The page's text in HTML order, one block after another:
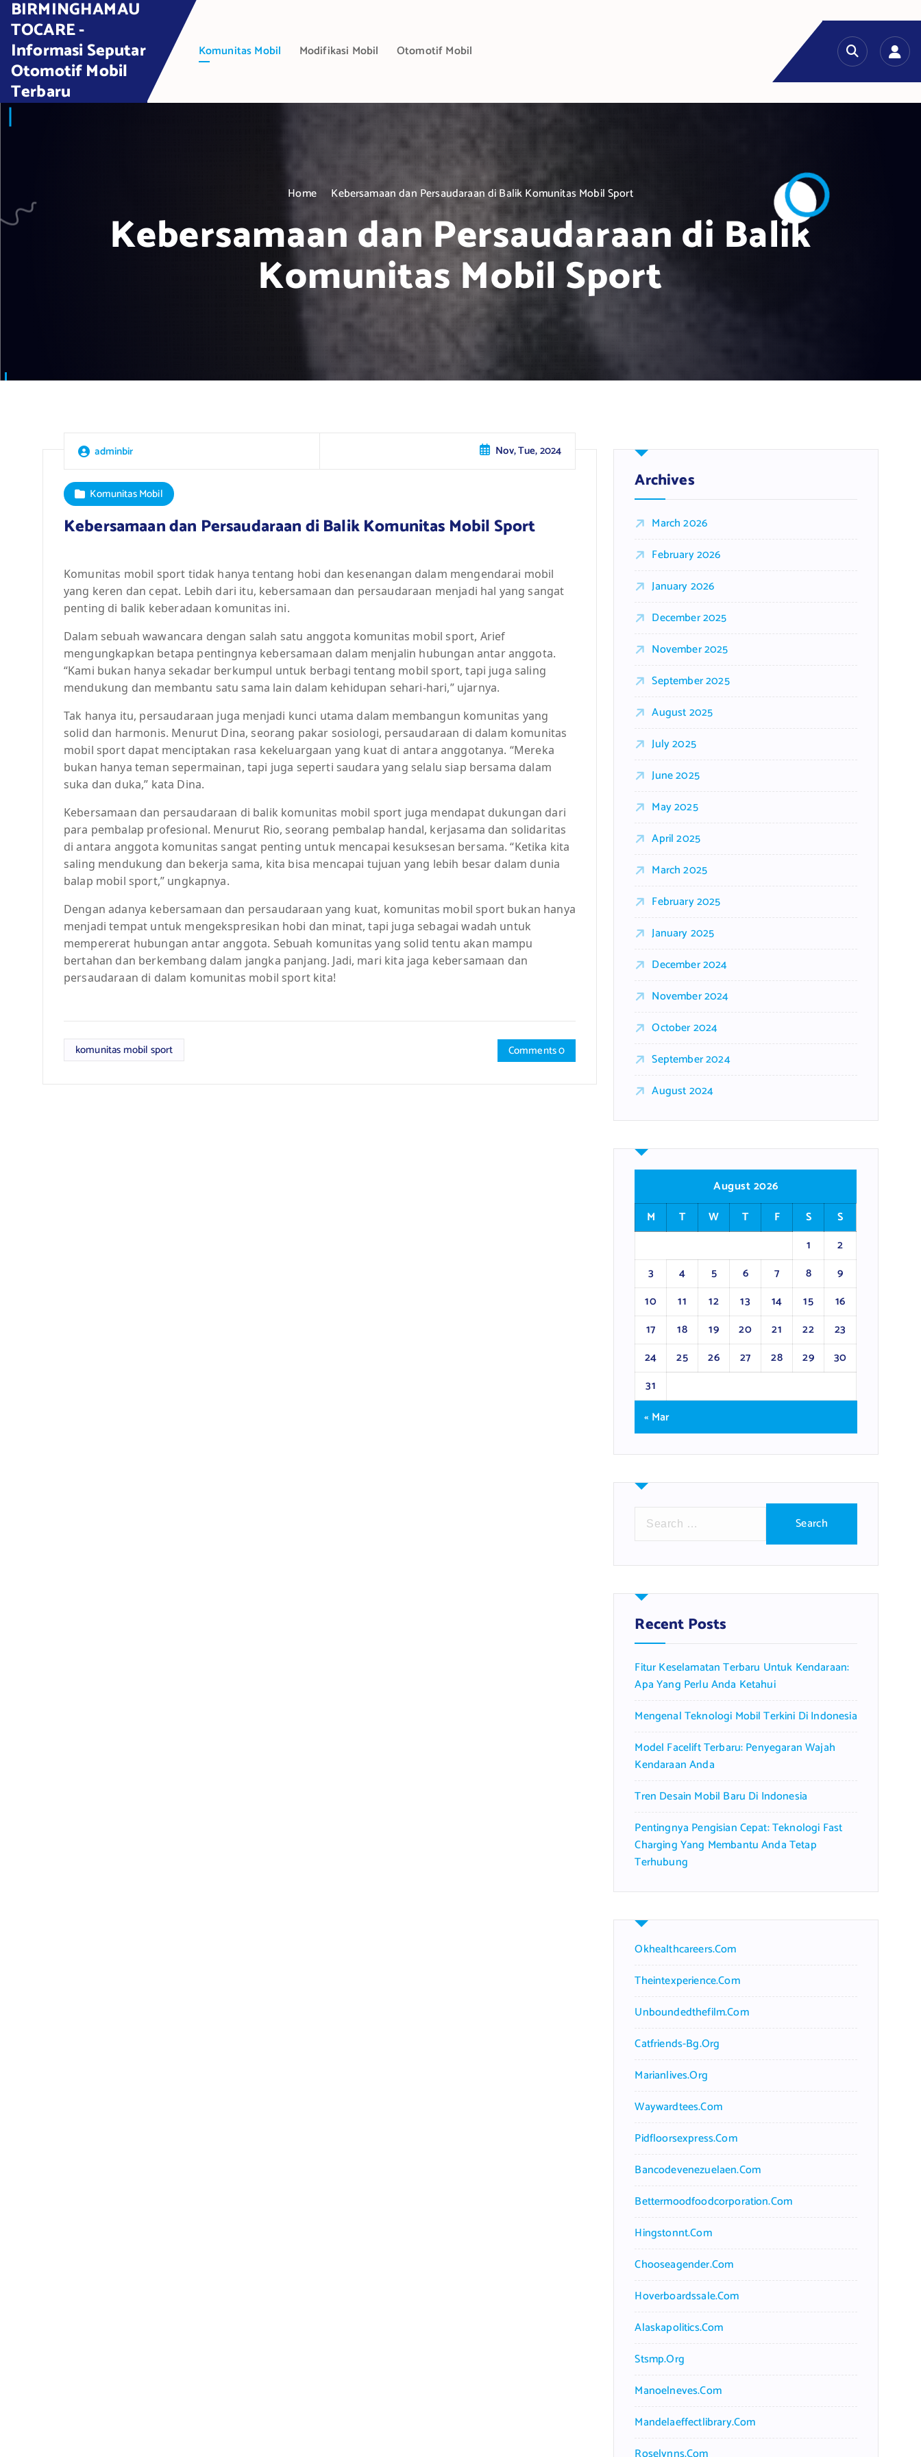
BIRMINGHAMAU
TOCARE -
Informasi Seputar
Otomotif Mobil
Terbaru
Komunitas Mobil Modifikasi Mobil Otomotif Mobil
Home Kebersamaan dan Persaudaraan di Balik Komunitas Mobil Sport
Kebersamaan dan Persaudaraan di Balik
Komunitas Mobil Sport
adminbir Nov, Tue, 2024
Komunitas Mobil
Kebersamaan dan Persaudaraan di Balik Komunitas Mobil Sport
Komunitas mobil sport tidak hanya tentang hobi dan kesenangan dalam mengendarai mobil
yang keren dan cepat. Lebih dari itu, kebersamaan dan persaudaraan menjadi hal yang sangat
penting di balik keberadaan komunitas ini.
Dalam sebuah wawancara dengan salah satu anggota komunitas mobil sport, Arief
mengungkapkan betapa pentingnya kebersamaan dalam menjalin hubungan antar anggota.
“Kami bukan hanya sekadar berkumpul untuk berbagi tentang mobil sport, tapi juga saling
mendukung dan membantu satu sama lain dalam kehidupan sehari-hari,” ujarnya.
Tak hanya itu, persaudaraan juga menjadi kunci utama dalam membangun komunitas yang
solid dan harmonis. Menurut Dina, seorang pakar sosiologi, persaudaraan di dalam komunitas
mobil sport dapat menciptakan rasa kekeluargaan yang kuat di antara anggotanya. “Mereka
bukan hanya teman sepermainan, tapi juga seperti saudara yang selalu siap bersama dalam
suka dan duka,” kata Dina.
Kebersamaan dan persaudaraan di balik komunitas mobil sport juga mendapat dukungan dari
para pembalap profesional. Menurut Rio, seorang pembalap handal, kerjasama dan solidaritas
di antara anggota komunitas sangat penting untuk mencapai kesuksesan bersama. “Ketika kita
saling mendukung dan bekerja sama, kita bisa mencapai tujuan yang lebih besar dalam dunia
balap mobil sport,” ungkapnya.
Dengan adanya kebersamaan dan persaudaraan yang kuat, komunitas mobil sport bukan hanya
menjadi tempat untuk mengekspresikan hobi dan minat, tapi juga sebagai wadah untuk
mempererat hubungan antar anggota. Sebuah komunitas yang solid tentu akan mampu
bertahan dan berkembang dalam jangka panjang. Jadi, mari kita jaga kebersamaan dan
persaudaraan di dalam komunitas mobil sport kita!
komunitas mobil sport Comments 0
Archives
March 2026
February 2026
January 2026
December 2025
November 2025
September 2025
August 2025
July 2025
June 2025
May 2025
April 2025
March 2025
February 2025
January 2025
December 2024
November 2024
October 2024
September 2024
August 2024
August 2026
M
T W T F S
S
1
2
3
4 5 6 7 8
9
10
11 12 13 14 15
16
17
18 19 20 21 22
23
24
25 26 27 28 29
30
31
« Mar
r
h
f
o
:
Recent Posts
Fitur Keselamatan Terbaru Untuk Kendaraan:
Apa Yang Perlu Anda Ketahui
Mengenal Teknologi Mobil Terkini Di Indonesia
Model Facelift Terbaru: Penyegaran Wajah
Kendaraan Anda
Tren Desain Mobil Baru Di Indonesia
Pentingnya Pengisian Cepat: Teknologi Fast
Charging Yang Membantu Anda Tetap
Terhubung
Okhealthcareers.com
Theintexperience.com
Unboundedthefilm.com
Catfriends-Bg.org
Marianlives.org
Waywardtees.com
Pidfloorsexpress.com
Bancodevenezuelaen.com
Bettermoodfoodcorporation.com
Hingstonnt.com
Chooseagender.com
Hoverboardssale.com
Alaskapolitics.com
Stsmp.org
Manoelneves.com
Mandelaeffectlibrary.com